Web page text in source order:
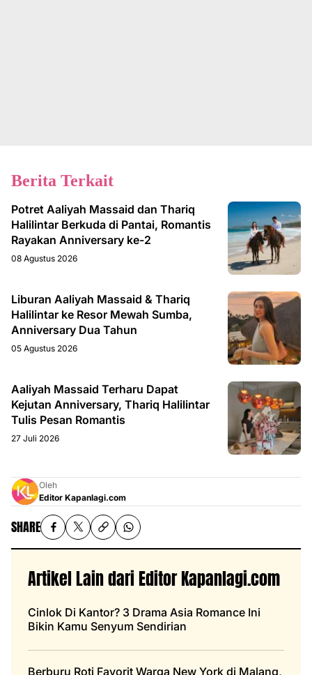
Berita Terkait
Potret Aaliyah Massaid dan Thariq
Halilintar Berkuda di Pantai, Romantis
Rayakan Anniversary ke-2
08 Agustus 2026
Liburan Aaliyah Massaid & Thariq
Halilintar ke Resor Mewah Sumba,
Anniversary Dua Tahun
05 Agustus 2026
Aaliyah Massaid Terharu Dapat
Kejutan Anniversary, Thariq Halilintar
Tulis Pesan Romantis
27 Juli 2026
Oleh
Editor Kapanlagi.com
SHARE
Artikel Lain dari Editor Kapanlagi.com
Cinlok Di Kantor? 3 Drama Asia Romance Ini
Bikin Kamu Senyum Sendirian
Berburu Roti Favorit Warga New York di Malang,